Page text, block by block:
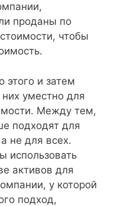
проданы по
чтобы
этого и затем
уместно для
Между тем,
подходят для
не для всех.
использовать
активов для
у которой
подход,